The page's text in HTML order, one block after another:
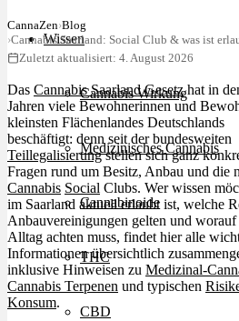
Wissen
Cannabis Wirkung
Medizinisches Cannabis
Cannabinoide
THC
CBD
CannaZen›Blog
›Cannabis Saarland: Social Club & was ist
Zuletzt aktualisiert: 4. August 2026
Das Cannabis Saarland Gesetzhat in
Jahren viele Bewohnerinnen und
kleinsten Flächenlandes Deutschlands
beschäftigt: denn seit der bundesweiten
Teillegalisierungstellen sich ganz
Fragen rund um Besitz, Anbau und die
Cannabis Social Clubs. Wer wissen
im Saarland aktuell erlaubt ist, welche
Anbauvereinigungen gelten und
Alltag achten muss, findet hier alle
Informationen übersichtlich
inklusive Hinweisen zu Medizinal-
Cannabis Terpenen und typischen
Konsum.